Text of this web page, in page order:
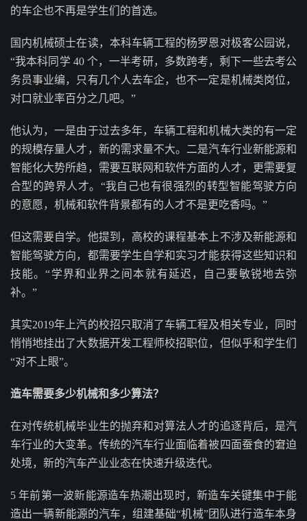
的车企也不再是学生们的首选。
国内机械硕士在读，本科车辆工程的杨罗恩对极客公园说，
“我本科同学 40 个，一半考研，多数跨考，剩下一些去考公
务员事业编，只有几个人去车企，也不一定是机械类岗位，
对口就业率百分之几吧。”
他认为，一是由于过去多年，车辆工程和机械大类的有一定
的规模存量人才，新的需求量不大。二是汽车行业新能源和
智能化大势所趋，需要互联网和软件方面的人才，更需要复
合型的跨界人才。“我自己也有很强烈的转型智能驾驶方向
的意愿，机械和软件背景都有的人才不是更吃香吗。”
但这需要自学。他提到，高校的课程基本上不涉及新能源和
智能驾驶方向，都需要学生自学和实习才能获得这些知识和
技能。“学界和业界之间本就有延迟，自己要敏锐地去弥
补。”
其实2019年上汽的校招只取消了车辆工程及相关专业，同时
悄悄地挂出了大数据开发工程师校招职位，但似乎和学生们
“对不上眼”。
造车需要多少机械和多少算法？
在对传统机械毕业生的抛弃和对算法人才的追逐背后，是汽
车行业的大变革。传统的汽车行业面临着被四面蚕食的窘迫
处境，新的汽车产业业态在快速升级迭代。
5 年前第一波新能源造车热潮出现时，新造车关键集中于能
造出一辆新能源的汽车，组建基础“机械”团队进行造车本身